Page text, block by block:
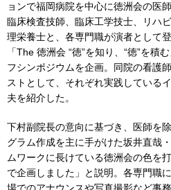
ョンで福岡病院を中心に徳洲会の医
臨床検査技師、臨床工学技士、リハ
理栄養士と、各専門職が演者として
「The 徳洲会 “徳”を知り、“徳”を積
フシンポジウムを企画。同院の看護
ストとして、それぞれ実践している
夫を紹介した。
下村副院長の意向に基づき、医師を
グラム作成を主に手がけた坂井直哉
ムワークに長けている徳洲会の色を
で企画しました」と説明。各専門職